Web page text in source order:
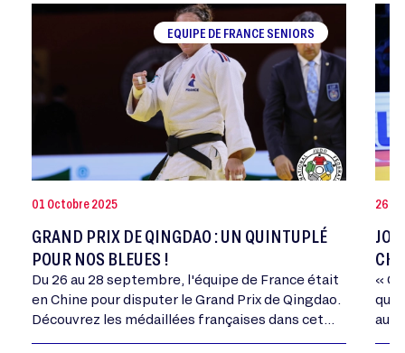
EQUIPE DE FRANCE SENIORS
01 Octobre 2025
GRAND PRIX DE QINGDAO : UN QUINTUPLÉ
POUR NOS BLEUES !
Du 26 au 28 septembre, l'équipe de France était
en Chine pour disputer le Grand Prix de Qingdao.
Découvrez les médaillées françaises dans cet
26
«
qui